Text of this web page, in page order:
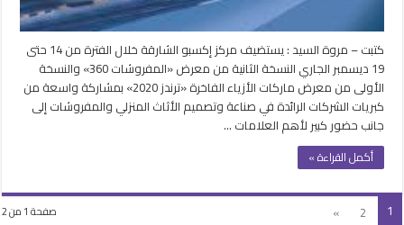
كتبت – مروة السيد : يستضيف مركز إكسبو الشارقة خلال الفترة من 14 حتى
19 ديسمبر الجاري النسخة الثانية من معرض «المفروشات 360» والنسخة
الأولى من معرض ماركات الأزياء الفاخرة «ترندز 2020» بمشاركة واسعة من
كبريات الشركات الرائدة في صناعة وتصميم الأثاث المنزلي والمفروشات إلى
جانب حضور كبير لأهم العلامات …
أكمل القراءة »
صفحة 1 من 2 1
2
»